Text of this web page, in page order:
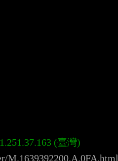
M.1639392200.A.0FA.html